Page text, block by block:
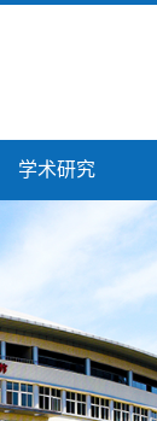
学术研究